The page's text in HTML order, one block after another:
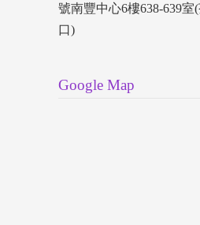
號南豐中心6樓638-639
口)
Google Map